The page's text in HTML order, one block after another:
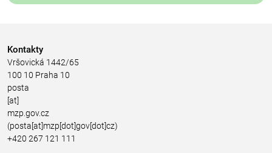
Kontakty
Vršovická 1442/65
100 10 Praha 10
posta
[at]
mzp.gov.cz
(posta[at]mzp[dot]gov[dot]cz)
+420 267 121 111